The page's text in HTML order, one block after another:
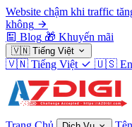
Website chậm khi traffic
không
Blog 🎁 Khuyến mãi
🇻🇳 Tiếng Việt
🇻🇳 Tiếng Việt 🇺🇸